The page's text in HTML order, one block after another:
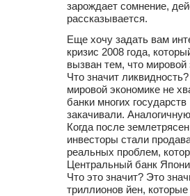
зарождает сомнение,
расска­зывается.
Еще хочу задать вам
кризис 2008 года,
вызван тем, что мировой
Что значит
мировой экономике не
банки многих
закачивали.
Когда после
инвесторы стали
реальных проблем,
Центральный банк
Что это значит? Это
триллионов йен,